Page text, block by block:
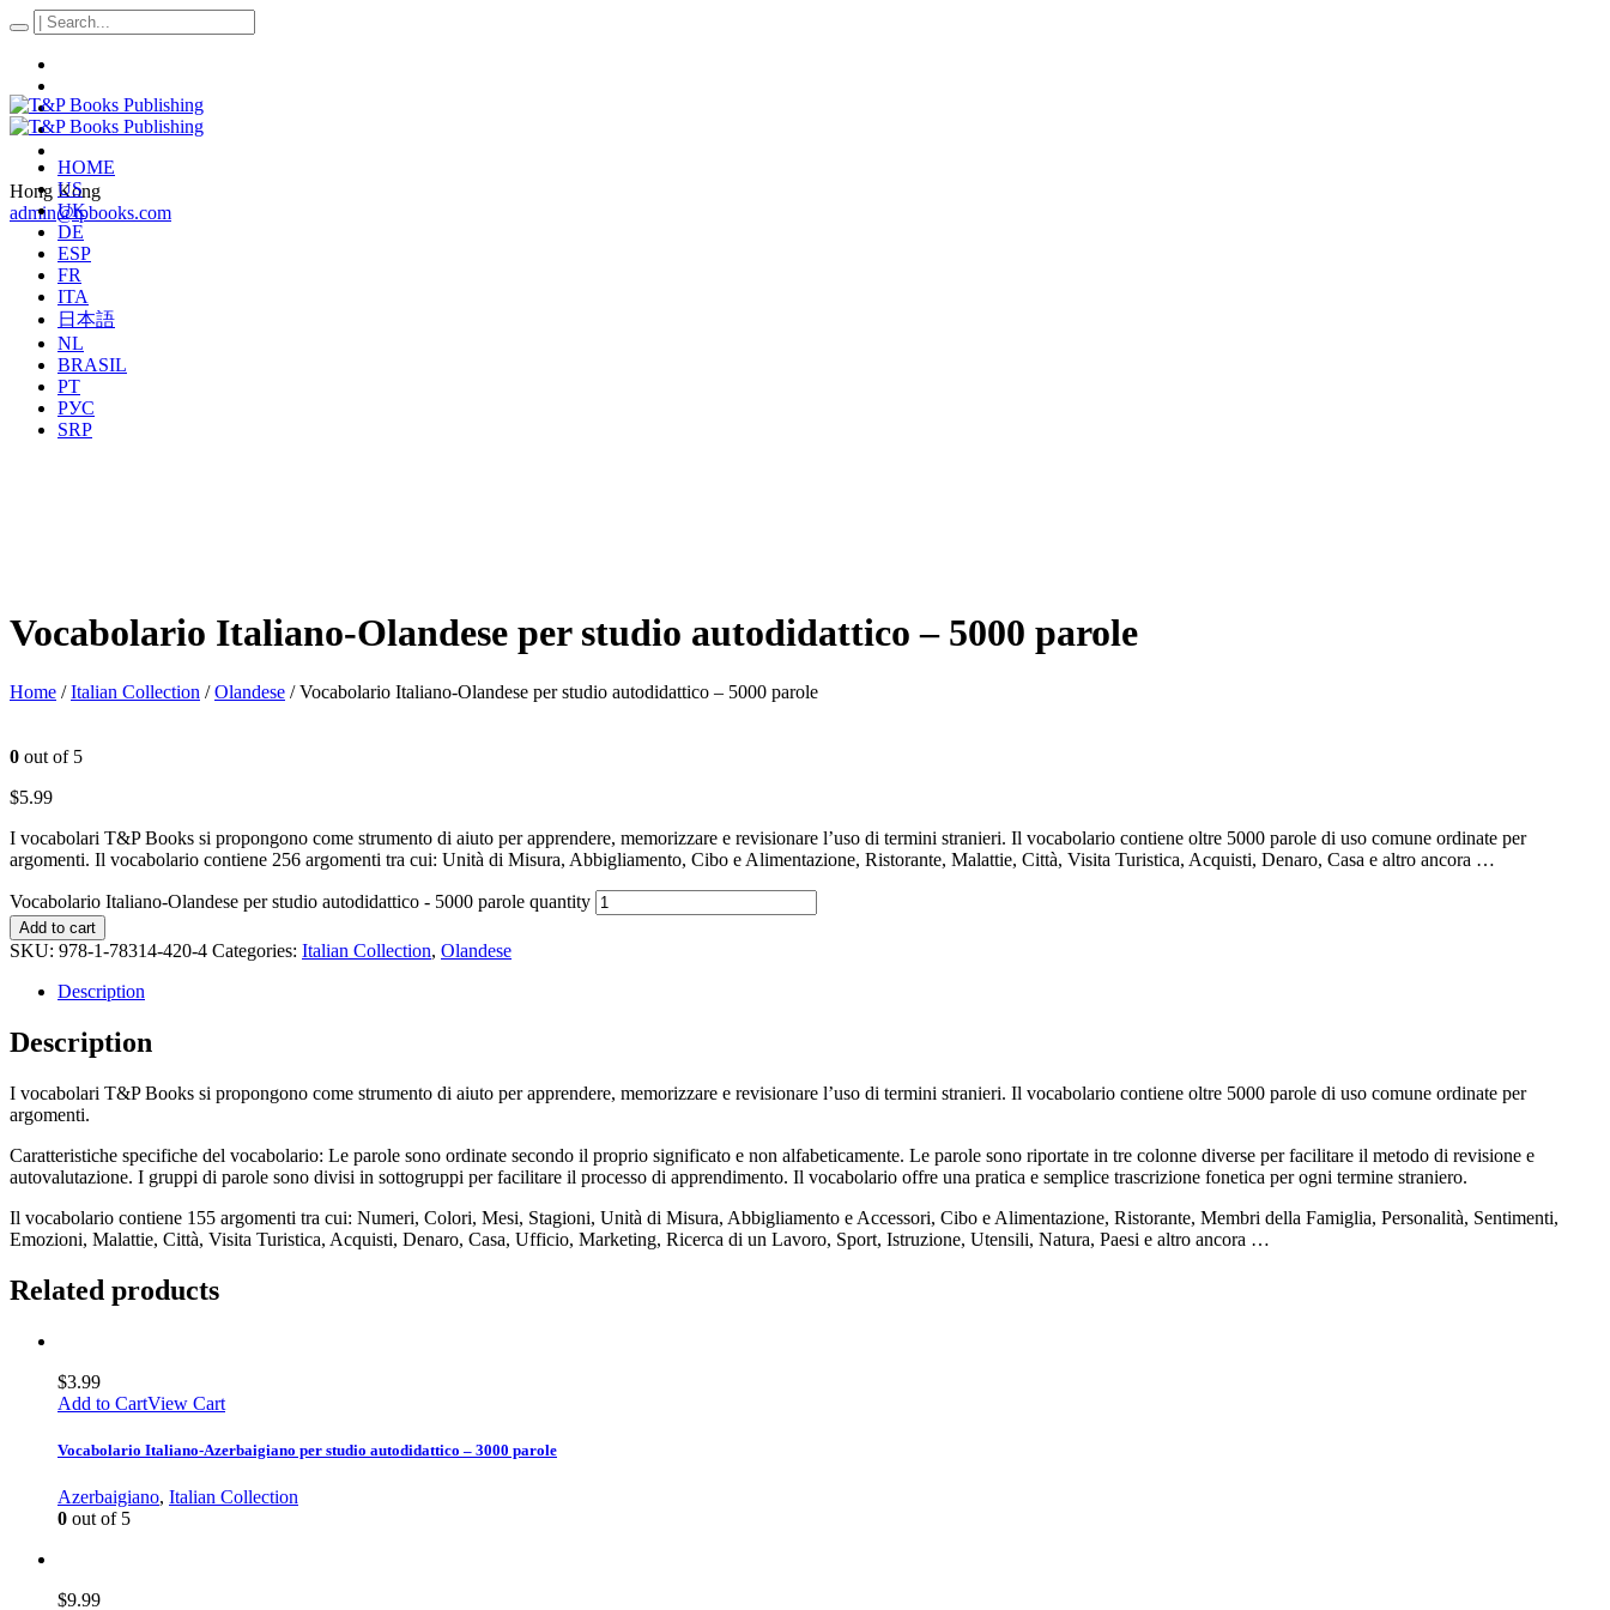
Hong Kong
admin@tpbooks.com
HOME
US
UK
DE
ESP
FR
ITA
日本語
NL
BRASIL
PT
РУС
SRP
Vocabolario Italiano-Olandese per studio autodidattico – 5000 parole
Home /Italian Collection /Olandese / Vocabolario Italiano-Olandese per studio autodidattico – 5000 parole
0 out of 5
$5.99
I vocabolari T&P Books si propongono come strumento di aiuto per apprendere, memorizzare e revisionare l’uso di termini stranieri. Il vocabolario contiene oltre 5000 parole di uso comune ordinate per
argomenti. Il vocabolario contiene 256 argomenti tra cui: Unità di Misura, Abbigliamento, Cibo e Alimentazione, Ristorante, Malattie, Città, Visita Turistica, Acquisti, Denaro, Casa e altro ancora …
Vocabolario Italiano-Olandese per studio autodidattico - 5000 parole quantity
Add to cart
SKU: 978-1-78314-420-4 Categories: Italian Collection, Olandese
Description
Description
I vocabolari T&P Books si propongono come strumento di aiuto per apprendere, memorizzare e revisionare l’uso di termini stranieri. Il vocabolario contiene oltre 5000 parole di uso comune ordinate per
argomenti.
Caratteristiche specifiche del vocabolario: Le parole sono ordinate secondo il proprio significato e non alfabeticamente. Le parole sono riportate in tre colonne diverse per facilitare il metodo di revisione e
autovalutazione. I gruppi di parole sono divisi in sottogruppi per facilitare il processo di apprendimento. Il vocabolario offre una pratica e semplice trascrizione fonetica per ogni termine straniero.
Il vocabolario contiene 155 argomenti tra cui: Numeri, Colori, Mesi, Stagioni, Unità di Misura, Abbigliamento e Accessori, Cibo e Alimentazione, Ristorante, Membri della Famiglia, Personalità, Sentimenti,
Emozioni, Malattie, Città, Visita Turistica, Acquisti, Denaro, Casa, Ufficio, Marketing, Ricerca di un Lavoro, Sport, Istruzione, Utensili, Natura, Paesi e altro ancora …
Related products
$3.99
Add to CartView Cart
Vocabolario Italiano-Azerbaigiano per studio autodidattico – 3000 parole
Azerbaigiano, Italian Collection
0 out of 5
$9.99